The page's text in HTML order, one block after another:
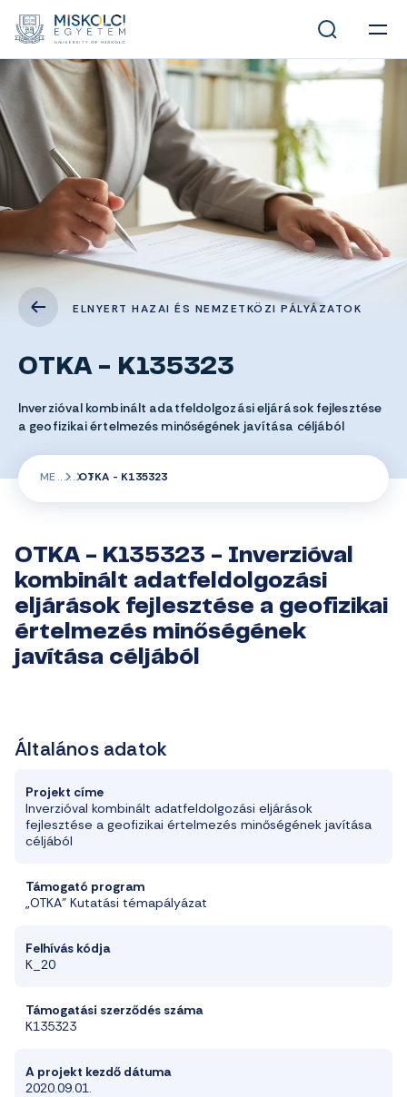
ELNYERT HAZAI ÉS NEMZETKÖZI PÁLYÁZATOK
OTKA - K135323
Inverzióval kombinált adatfeldolgozási eljárások fejlesztése
a geofizikai értelmezés minőségének javítása céljából
ME OTKA - K135323
OTKA - K135323 - Inverzióval
kombinált adatfeldolgozási
eljárások fejlesztése a geofizikai
értelmezés minőségének
javítása céljából
Általános adatok
Projekt címe
Inverzióval kombinált adatfeldolgozási eljárások
fejlesztése a geofizikai értelmezés minőségének javítása
céljából
Támogató program
„OTKA” Kutatási témapályázat
Felhívás kódja
K_20
Támogatási szerződés száma
K135323
A projekt kezdő dátuma
2020.09.01.